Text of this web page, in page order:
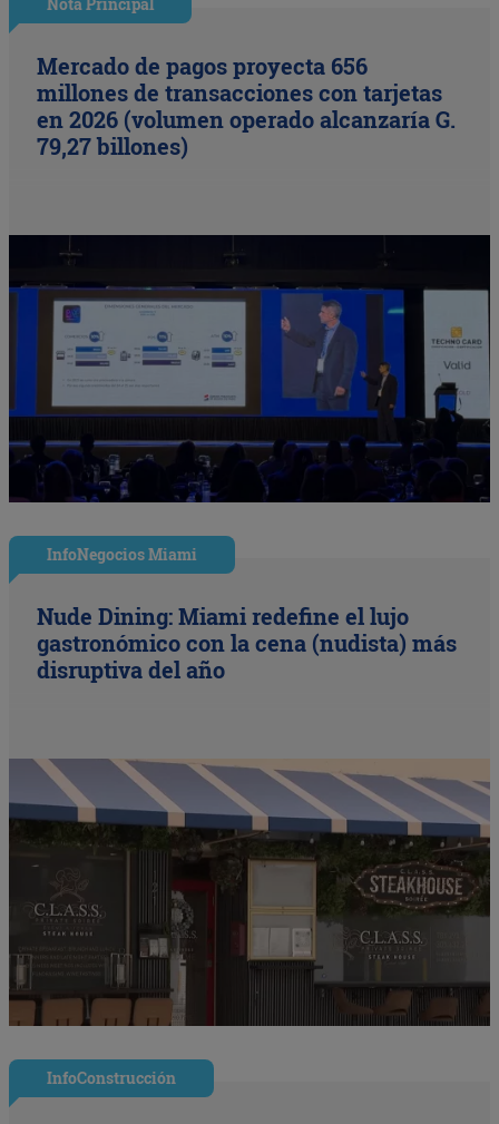
Mercado de pagos proyecta 656
millones de transacciones con tarjetas
en 2026 (volumen operado alcanzaría G.
79,27 billones)
InfoNegocios Miami
Nude Dining: Miami redefine el lujo
gastronómico con la cena (nudista) más
disruptiva del año
InfoConstrucción